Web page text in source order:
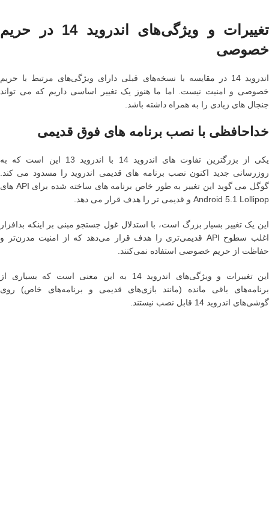
تغییرات و ویژگی‌های اندروید 14 در حریم
خصوصی
اندروید 14 در مقایسه با نسخه‌های قبلی دارای ویژگی‌های مرتبط با حریم
خصوصی و امنیت نیست. اما ما هنوز یک تغییر اساسی داریم که می تواند
جنجال های زیادی را به همراه داشته باشد.
خداحافظی با نصب برنامه های فوق قدیمی
یکی از بزرگترین تفاوت های اندروید 14 با اندروید 13 این است که به
روزرسانی جدید اکنون نصب برنامه های قدیمی اندروید را مسدود می کند.
گوگل می گوید این تغییر به طور خاص برنامه های ساخته شده برای API های
Android 5.1 Lollipop و قدیمی تر را هدف قرار می دهد.
این یک تغییر بسیار بزرگ است، با استدلال غول جستجو مبنی بر اینکه بدافزار
اغلب سطوح API قدیمی‌تری را هدف قرار می‌دهد که از امنیت مدرن‌تر و
حفاظت از حریم خصوصی استفاده نمی‌کنند.
این تغییرات و ویژگی‌های اندروید 14 به این معنی است که بسیاری از
برنامه‌های باقی مانده (مانند بازی‌های قدیمی و برنامه‌های خاص) روی
گوشی‌های اندروید 14 قابل نصب نیستند.